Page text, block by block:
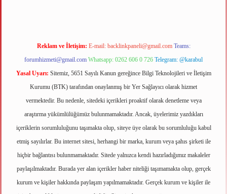
Reklam ve İletişim: E-mail: backlinkpaneli@gmail.com Teams:
forumhizmeti@gmail.com Whatsapp: 0262 606 0 726 Telegram: @karabul
Yasal Uyarı: Sitemiz, 5651 Sayılı Kanun gereğince Bilgi Teknolojileri ve İletişim
Kurumu (BTK) tarafından onaylanmış bir Yer Sağlayıcı olarak hizmet
vermektedir. Bu nedenle, sitedeki içerikleri proaktif olarak denetleme veya
araştırma yükümlülüğümüz bulunmamaktadır. Ancak, üyelerimiz yazdıkları
içeriklerin sorumluluğunu taşımakta olup, siteye üye olarak bu sorumluluğu kabul
etmiş sayılırlar. Bu internet sitesi, herhangi bir marka, kurum veya şahıs şirketi ile
hiçbir bağlantısı bulunmamaktadır. Sitede yalnızca kendi hazırladığımız makaleler
paylaşılmaktadır. Burada yer alan içerikler haber niteliği taşımamakta olup, gerçek
kurum ve kişiler hakkında paylaşım yapılmamaktadır. Gerçek kurum ve kişiler ile